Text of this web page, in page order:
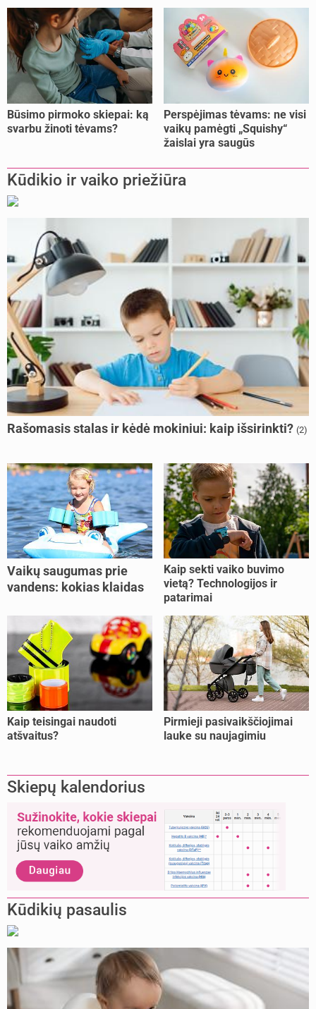
Būsimo pirmoko skiepai: ką
svarbu žinoti tėvams?
Perspėjimas tėvams: ne visi
vaikų pamėgti „Squishy“
žaislai yra saugūs
Kūdikio ir vaiko priežiūra
Rašomasis stalas ir kėdė mokiniui: kaip išsirinkti? (2)
Vaikų saugumas prie
vandens: kokias klaidas
Kaip sekti vaiko buvimo
vietą? Technologijos ir
patarimai
Kaip teisingai naudoti
atšvaitus?
Pirmieji pasivaikščiojimai
lauke su naujagimiu
Skiepų kalendorius
Kūdikių pasaulis